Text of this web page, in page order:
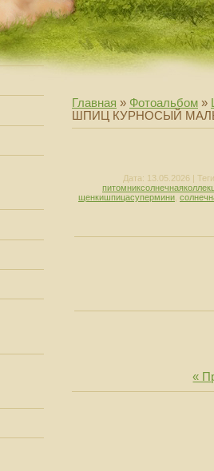
Главная » Фотоальбом »
ШПИЦ КУРНОСЫЙ
Дата: 13.05.2026 |
щенкишпицасупермини
«